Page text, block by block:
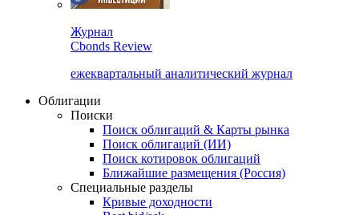
Журнал
Cbonds Review
ежеквартальный аналитический журнал
Облигации
Поиски
Поиск облигаций & Карты рынка
Поиск облигаций (ИИ)
Поиск котировок облигаций
Ближайшие размещения (Россия)
Специальные разделы
Кривые доходности